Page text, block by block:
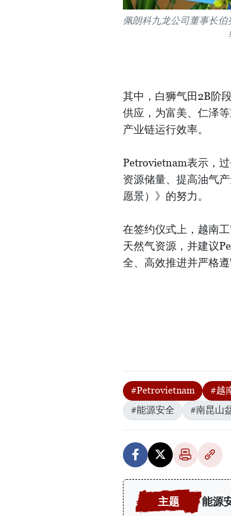
佩朗科九龙公司董事长
其中，白狮气田2B阶
供应，为富美、仁泽
产业链运行效率。
Petrovietnam表示，
资源储量、提高油气
愿景）》的努力。
在签约仪式上，越南
天然气资源，并建议
全、高效推进并严格遵
#Petrovietnam #越
#能源安全
#南昆山
能源